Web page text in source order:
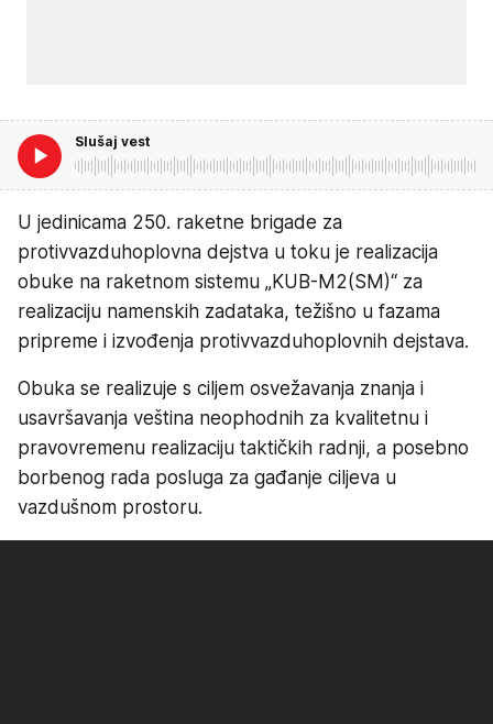
Slušaj vest
U jedinicama 250. raketne brigade za
protivvazduhoplovna dejstva u toku je realizacija
obuke na raketnom sistemu „KUB-M2(SM)“ za
realizaciju namenskih zadataka, težišno u fazama
pripreme i izvođenja protivvazduhoplovnih dejstava.
Obuka se realizuje s ciljem osvežavanja znanja i
usavršavanja veština neophodnih za kvalitetnu i
pravovremenu realizaciju taktičkih radnji, a posebno
borbenog rada posluga za gađanje ciljeva u
vazdušnom prostoru.